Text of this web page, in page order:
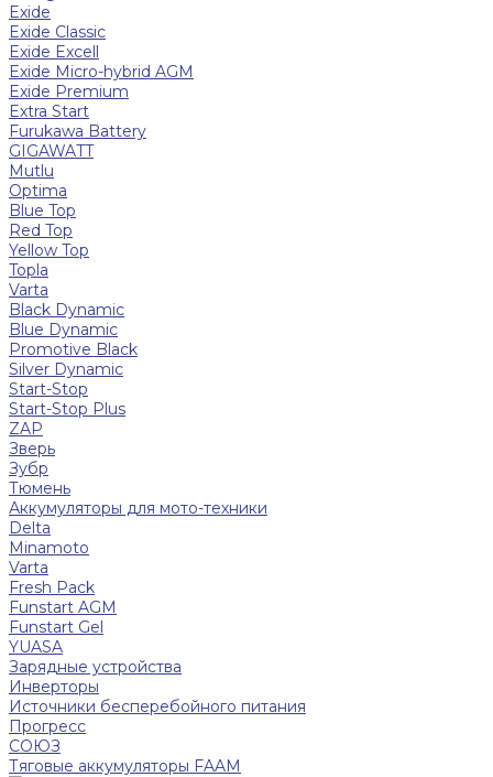
Exide
Exide Classic
Exide Excell
Exide Micro-hybrid AGM
Exide Premium
Extra Start
Furukawa Battery
GIGAWATT
Mutlu
Optima
Blue Top
Red Top
Yellow Top
Topla
Varta
Black Dynamic
Blue Dynamic
Promotive Black
Silver Dynamic
Start-Stop
Start-Stop Plus
ZAP
Зверь
Зубр
Тюмень
Аккумуляторы для мото-техники
Delta
Minamoto
Varta
Fresh Pack
Funstart AGM
Funstart Gel
YUASA
Зарядные устройства
Инверторы
Источники бесперебойного питания
Прогресс
СОЮЗ
Тяговые аккумуляторы FAAM